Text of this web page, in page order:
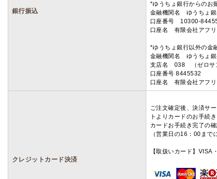
銀行振込
*ゆうちょ銀行からのお
金融機関名 ゆうちょ
口座番号 10300-
口座名 有限会社アフ
*ゆうちょ銀行以外の金
金融機関名 ゆうちょ
支店名 038 （ゼロサ
口座番号 8445532
口座名 有限会社アフ
クレジットカード決済
ご注文確定後、決済サ
トよりカードのお手続
カードお手続き完了の
（営業日の16：00ま
【取扱いカード】